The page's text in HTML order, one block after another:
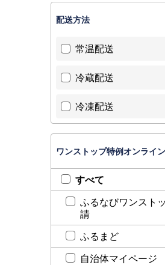
配送方法
常温配送
冷蔵配送
冷凍配送
ワンストップ特例オンライ
すべて
ふるなびワンスト
請
ふるまど
自治体マイページ